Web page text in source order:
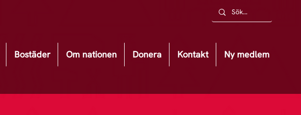
Bostäder Om nationen Donera Kontakt Ny medlem